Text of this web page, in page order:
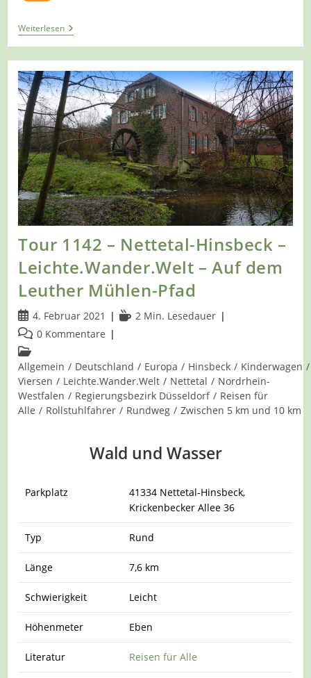
WeiterlesenTour
1149
–
Nettetal
–
Nettebruchpfad
Tour 1142 – Nettetal-Hinsbeck –
Leichte.Wander.Welt – Auf dem
Leuther Mühlen-Pfad
Beitrag
veröffentlicht:
4. Februar 2021 Lesedauer:
2 Min. Lesedauer
Beitrags-
Kommentare:
0 Kommentare
Beitrags-
Kategorie:
Allgemein / Deutschland / Europa / Hinsbeck / Kinderwagen /
Viersen / Leichte.Wander.Welt / Nettetal / Nordrhein-
Westfalen / Regierungsbezirk Düsseldorf / Reisen für
Alle / Rollstuhlfahrer / Rundweg / Zwischen 5 km und 10 km
Wald und Wasser
Parkplatz
41334 Nettetal-Hinsbeck,
Krickenbecker Allee 36
Typ Rund
Länge 7,6 km
Schwierigkeit Leicht
Höhenmeter Eben
Literatur Reisen für Alle